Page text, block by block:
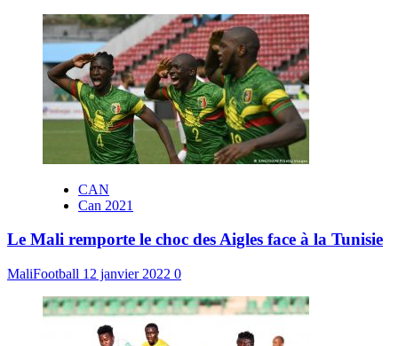
CAN
Can 2021
Le Mali remporte le choc des Aigles face à la Tunisie
MaliFootball 12 janvier 2022 0